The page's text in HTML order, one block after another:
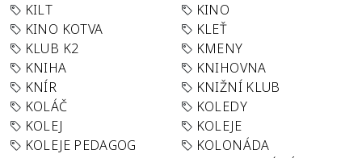
KILT
KINO
KINO KOTVA
KLEŤ
KLUB K2
KMENY
KNIHA
KNIHOVNA
KNÍR
KNIŽNÍ KLUB
KOLÁČ
KOLEDY
KOLEJ
KOLEJE
KOLEJE PEDAGOG
KOLONÁDA